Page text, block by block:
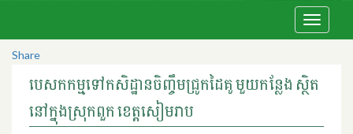
Toggle
Share
បេសកកម្មទៅកសិដ្ឋានចិញ្ចឹមជ្រូកដៃគូ មួយកន្លែង ស្ថិត
នៅក្នុងស្រុកពួក ខេត្តសៀមរាប